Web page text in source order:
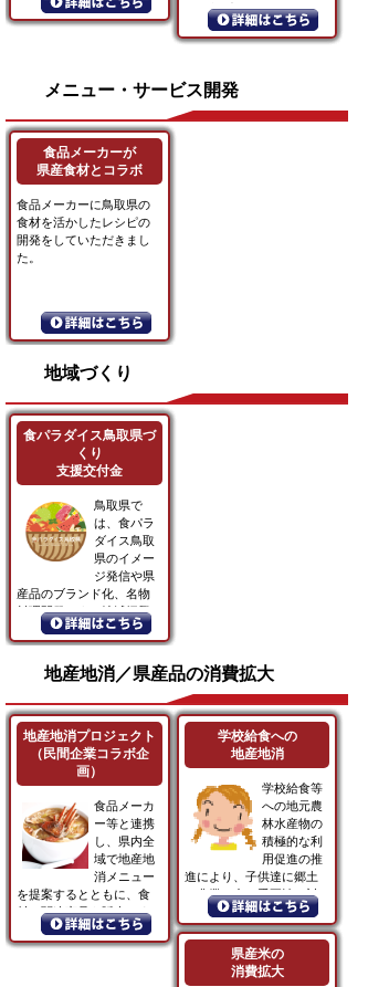
では各種...
につながると...
メニュー・サービス開発
食品メーカーが
県産食材とコラボ
食品メーカーに鳥取県の
食材を活かしたレシピの
開発をしていただきまし
た。
地域づくり
食パラダイス鳥取県づ
くり
支援交付金
鳥取県で
は、食パラ
ダイス鳥取
県のイメー
ジ発信や県
産品のブランド化、名物
料理開発による地域振興
等、食...
地産地消／県産品の消費拡大
地産地消プロジェクト
（民間企業コラボ企
画）
食品メーカ
ー等と連携
し、県内全
域で地産地
消メニュー
を提案するとともに、食
材と関連商品を販売しま
学校給食への
地産地消
学校給食等
への地元農
林水産物の
積極的な利
用促進の推
進により、子供達に郷土
の農業、食の重要性に対
県産米の
消費拡大